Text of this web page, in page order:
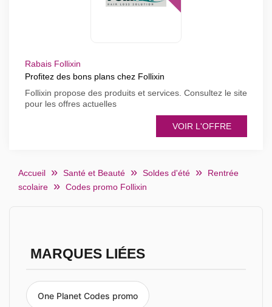
Rabais Follixin
Profitez des bons plans chez Follixin
Follixin propose des produits et services. Consultez le site
pour les offres actuelles
VOIR L'OFFRE
Accueil Santé et Beauté Soldes d'été
Rentrée
scolaire
Codes promo Follixin
MARQUES LIÉES
One Planet Codes promo